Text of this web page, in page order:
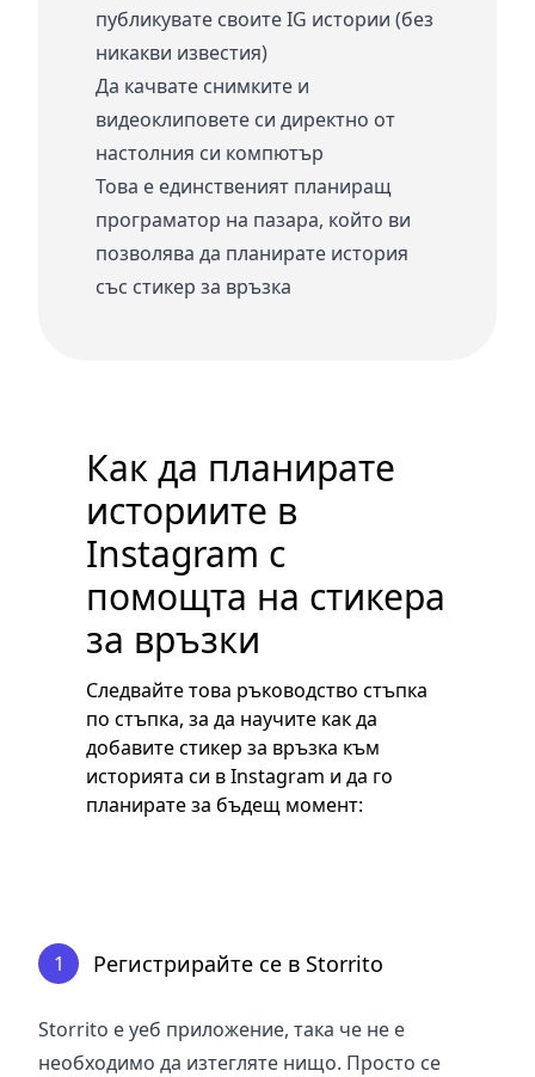
публикувате своите IG истории (без
никакви известия)
Да качвате снимките и
видеоклиповете си директно от
настолния си компютър
Това е единственият планиращ
програматор на пазара, който ви
позволява да планирате история
със стикер за връзка
Как да планирате
историите в
Instagram с
помощта на стикера
за връзки
Следвайте това ръководство стъпка
по стъпка, за да научите как да
добавите стикер за връзка към
историята си в Instagram и да го
планирате за бъдещ момент:
1 Регистрирайте се в Storrito
Storrito е уеб приложение, така че не е
необходимо да изтегляте нищо. Просто се